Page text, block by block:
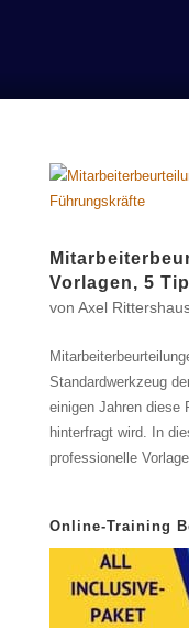
Vorlagen, 5
von Axel
Standardwerkzeug
einigen Jahren diese
hinterfragt wird. In
professionelle
Online-Training